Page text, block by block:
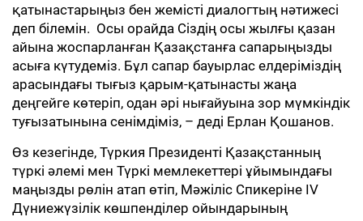
қатынастарыңыз бен жемісті диалогтың нәтижесі
деп білемін. Осы орайда Сіздің осы жылғы қазан
айына жоспарланған Қазақстанға сапарыңызды
асыға күтудеміз. Бұл сапар бауырлас елдеріміздің
арасындағы тығыз қарым-қатынасты жаңа
деңгейге көтеріп, одан әрі нығайуына зор мүмкіндік
туғызатынына сенімдіміз, – деді Ерлан Қошанов.
Өз кезегінде, Түркия Президенті Қазақстанның
түркі әлемі мен Түркі мемлекеттері ұйымындағы
маңызды рөлін атап өтіп, Мәжіліс Спикеріне IV
Дүниежүзілік көшпенділер ойындарының